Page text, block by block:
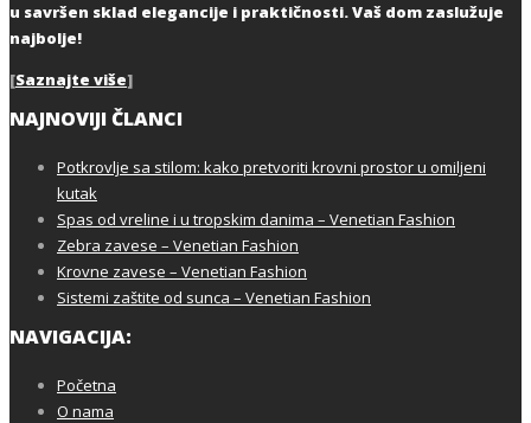
u savršen sklad elegancije i praktičnosti. Vaš dom zaslužuje
najbolje!
[Saznajte više]
NAJNOVIJI ČLANCI
Potkrovlje sa stilom: kako pretvoriti krovni prostor u omiljeni
kutak
Spas od vreline i u tropskim danima – Venetian Fashion
Zebra zavese – Venetian Fashion
Krovne zavese – Venetian Fashion
Sistemi zaštite od sunca – Venetian Fashion
NAVIGACIJA:
Početna
O nama